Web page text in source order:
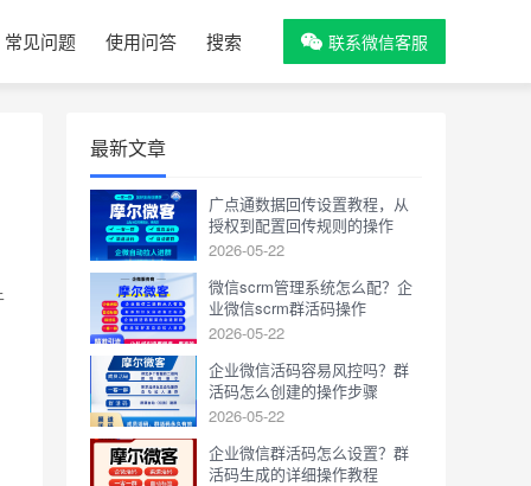
常见问题 使用问答 搜索 联系微信客服
最新文章
广点通数据回传设置教程，从
授权到配置回传规则的操作
2026-05-22
微信scrm管理系统怎么配？企
业微信scrm群活码操作
2026-05-22
企业微信活码容易风控吗？群
活码怎么创建的操作步骤
2026-05-22
企业微信群活码怎么设置？群
活码生成的详细操作教程